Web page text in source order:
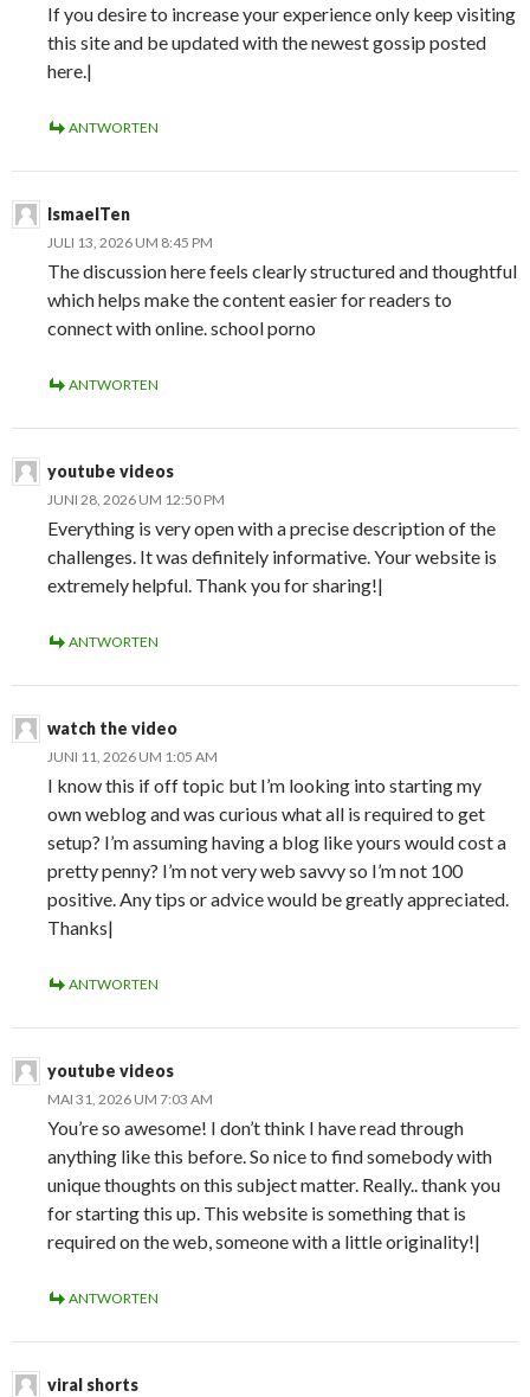
If you desire to increase your experience only keep visiting
this site and be updated with the newest gossip posted
here.|
ANTWORTEN
IsmaelTen
JULI 13, 2026 UM 8:45 PM
The discussion here feels clearly structured and thoughtful
which helps make the content easier for readers to
connect with online. school porno
ANTWORTEN
youtube videos
JUNI 28, 2026 UM 12:50 PM
Everything is very open with a precise description of the
challenges. It was definitely informative. Your website is
extremely helpful. Thank you for sharing!|
ANTWORTEN
watch the video
JUNI 11, 2026 UM 1:05 AM
I know this if off topic but I’m looking into starting my
own weblog and was curious what all is required to get
setup? I’m assuming having a blog like yours would cost a
pretty penny? I’m not very web savvy so I’m not 100
positive. Any tips or advice would be greatly appreciated.
Thanks|
ANTWORTEN
youtube videos
MAI 31, 2026 UM 7:03 AM
You’re so awesome! I don’t think I have read through
anything like this before. So nice to find somebody with
unique thoughts on this subject matter. Really.. thank you
for starting this up. This website is something that is
required on the web, someone with a little originality!|
ANTWORTEN
viral shorts